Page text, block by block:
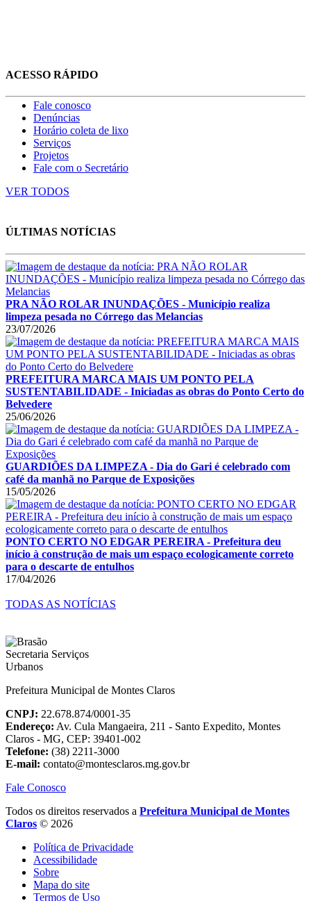
ACESSO RÁPIDO
Fale conosco
Denúncias
Horário coleta de lixo
Serviços
Projetos
Fale com o Secretário
VER TODOS
ÚLTIMAS NOTÍCIAS
PRA NÃO ROLAR INUNDAÇÕES - Município realiza
limpeza pesada no Córrego das Melancias
23/07/2026
PREFEITURA MARCA MAIS UM PONTO PELA
SUSTENTABILIDADE - Iniciadas as obras do Ponto Certo do
Belvedere
25/06/2026
GUARDIÕES DA LIMPEZA - Dia do Gari é celebrado com
café da manhã no Parque de Exposições
15/05/2026
PONTO CERTO NO EDGAR PEREIRA - Prefeitura deu
início à construção de mais um espaço ecologicamente correto
para o descarte de entulhos
17/04/2026
TODAS AS NOTÍCIAS
Prefeitura Municipal de Montes Claros
CNPJ: 22.678.874/0001-35
Endereço: Av. Cula Mangaeira, 211 - Santo Expedito, Montes
Claros - MG, CEP: 39401-002
Telefone: (38) 2211-3000
E-mail: contato@montesclaros.mg.gov.br
Fale Conosco
Todos os direitos reservados a Prefeitura Municipal de Montes
Claros © 2026
Política de Privacidade
Acessibilidade
Sobre
Mapa do site
Termos de Uso